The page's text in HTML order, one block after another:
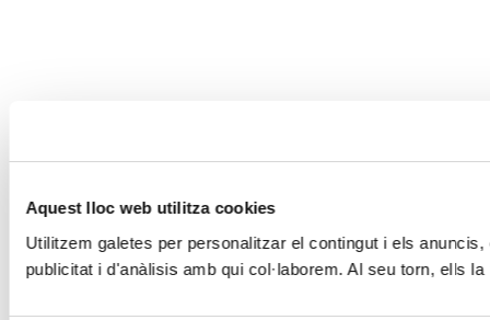
Aquest lloc web utilitza cookies
Utilitzem galetes per personalitzar el contingut i els
publicitat i d'anàlisis amb qui col·laborem. Al seu torn, ells